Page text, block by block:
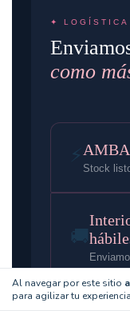
Al navegar por este sitio
para agilizar tu
✦ LOGÍSTICA
como
⚡ Stock
🚚